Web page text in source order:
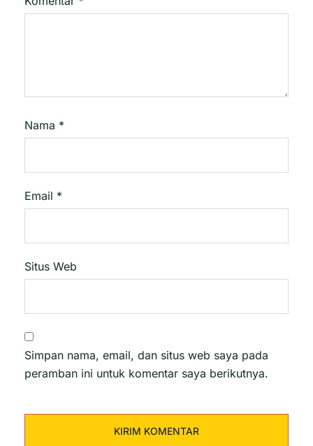
Nama *
Email *
Situs Web
Simpan nama, email, dan situs web saya pada
peramban ini untuk komentar saya berikutnya.